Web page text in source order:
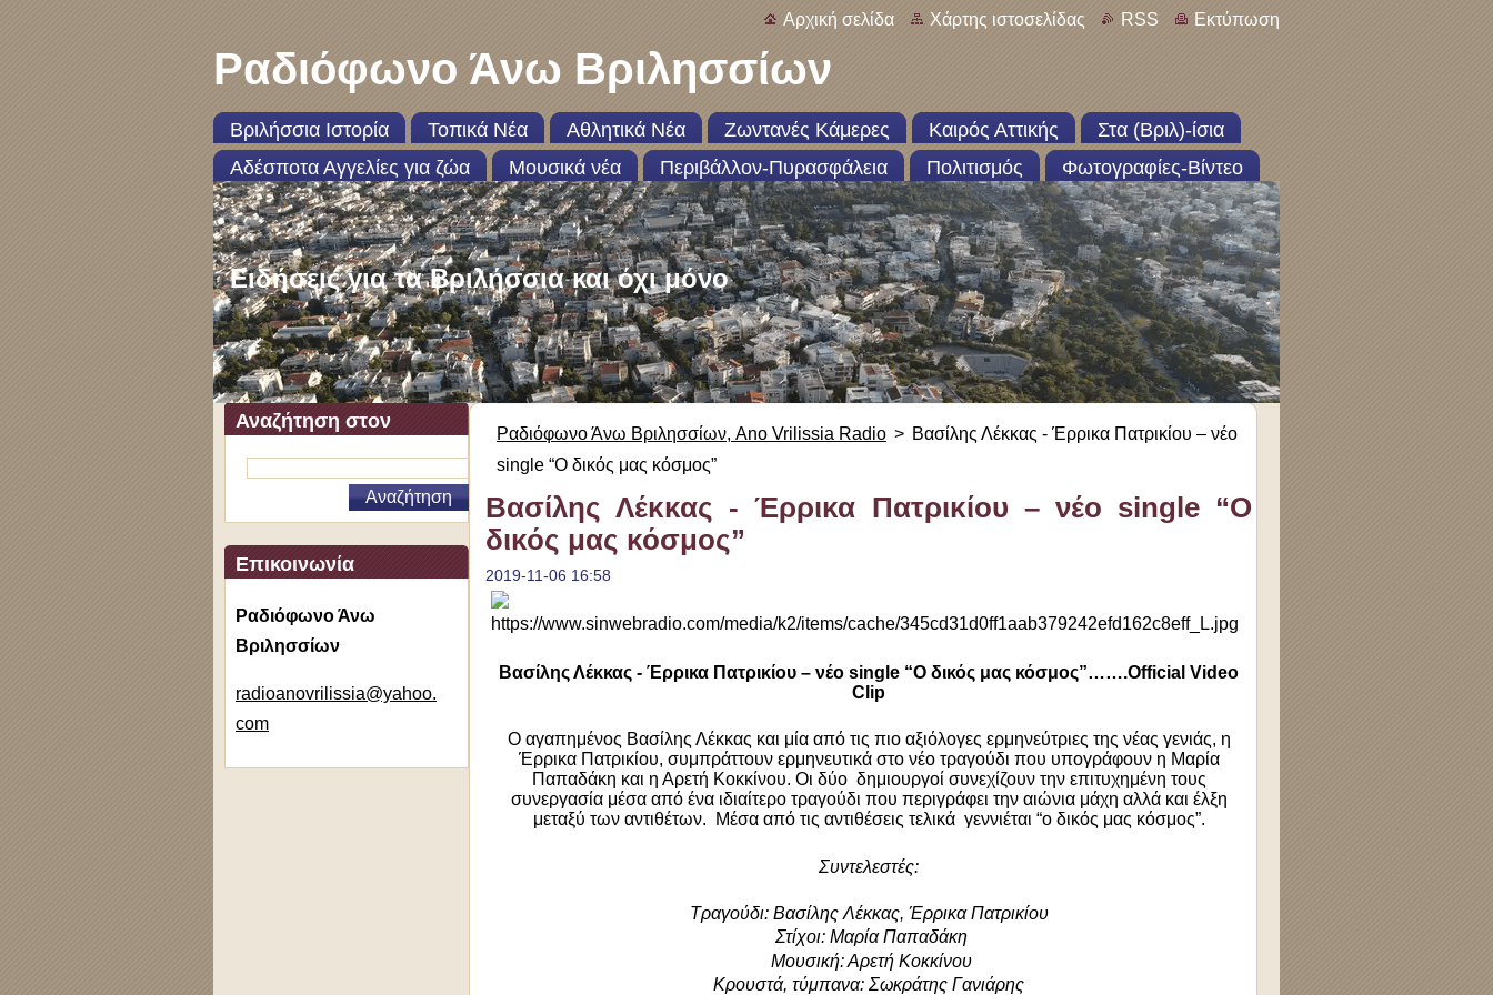
Αρχική σελίδα Χάρτης ιστοσελίδας RSS Εκτύπωση
Ραδιόφωνο Άνω Βριλησσίων
Βριλήσσια Ιστορία Τοπικά Νέα Αθλητικά Νέα Ζωντανές Κάμερες Καιρός Αττικής
Στα (Βριλ)-ίσια
Αδέσποτα Αγγελίες για ζώα
Μουσικά νέα Περιβάλλον-Πυρασφάλεια Πολιτισμός Φωτογραφίες-Βίντεο
Ειδήσεις για τα Βριλήσσια και όχι μόνο
Αναζήτηση στον
ιστότοπο
Επικοινωνία
Ραδιόφωνο Άνω
Βριλησσίων
radioanovrilissia@yahoo.
com
Ραδιόφωνο Άνω Βριλησσίων, Ano Vrilissia Radio > Βασίλης Λέκκας - Έρρικα Πατρικίου – νέο
single “Ο δικός μας κόσμος”
Βασίλης Λέκκας - Έρρικα Πατρικίου – νέο single “Ο
δικός μας κόσμος”
2019-11-06 16:58
Βασίλης Λέκκας - Έρρικα Πατρικίου – νέο single “Ο δικός μας κόσμος”…….Official Video
Clip
Ο αγαπημένος Βασίλης Λέκκας και μία από τις πιο αξιόλογες ερμηνεύτριες της νέας γενιάς, η
Έρρικα Πατρικίου, συμπράττουν ερμηνευτικά στο νέο τραγούδι που υπογράφουν η Μαρία
Παπαδάκη και η Αρετή Κοκκίνου. Οι δύο δημιουργοί συνεχίζουν την επιτυχημένη τους
συνεργασία μέσα από ένα ιδιαίτερο τραγούδι που περιγράφει την αιώνια μάχη αλλά και έλξη
μεταξύ των αντιθέτων. Μέσα από τις αντιθέσεις τελικά γεννιέται “ο δικός μας κόσμος”.
Συντελεστές:
Τραγούδι: Βασίλης Λέκκας, Έρρικα Πατρικίου
Στίχοι: Μαρία Παπαδάκη
Μουσική: Αρετή Κοκκίνου
Κρουστά, τύμπανα: Σωκράτης Γανιάρης